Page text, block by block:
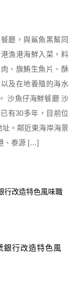
廳，與鯊魚黑幫同
漁港海鮮入菜，料
、旗鮪生魚片、酥
及在地養殖的海水
沙魚仔海鮮餐廳 沙
有30多年，目前位
。鄰近東海岸海景
、泰源 […]
銀行改造特色風